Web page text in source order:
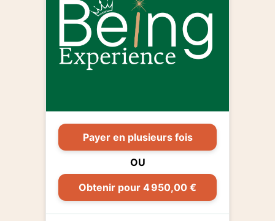
Payer en plusieurs fois
OU
Obtenir pour 4 950,00 €